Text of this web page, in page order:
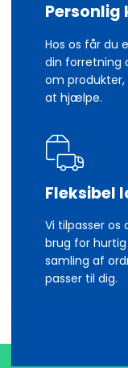
Hos os får du
din forretning
om produkter,
at hjælpe.
Fleksibel
Vi tilpasser
brug for
samling af
passer til dig.